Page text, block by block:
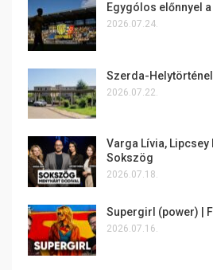
Egygólos előnnyel
2026.07.24.
Szerda-
2026.07.22.
Varga Lívia, Lipcsey
Sokszög
2026.07.18.
Supergirl (power) |
2026.07.16.